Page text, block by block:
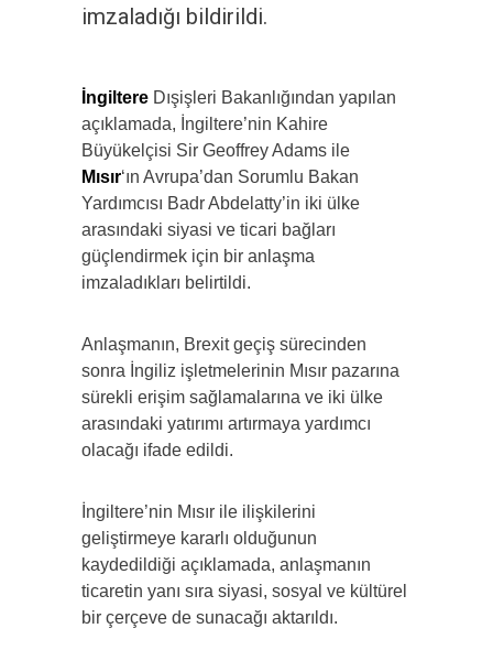
imzaladığı bildirildi.
İngiltere Dışişleri Bakanlığından yapılan
açıklamada, İngiltere’nin Kahire
Büyükelçisi Sir Geoffrey Adams ile
Mısır‘ın Avrupa’dan Sorumlu Bakan
Yardımcısı Badr Abdelatty’in iki ülke
arasındaki siyasi ve ticari bağları
güçlendirmek için bir anlaşma
imzaladıkları belirtildi.
Anlaşmanın, Brexit geçiş sürecinden
sonra İngiliz işletmelerinin Mısır pazarına
sürekli erişim sağlamalarına ve iki ülke
arasındaki yatırımı artırmaya yardımcı
olacağı ifade edildi.
İngiltere’nin Mısır ile ilişkilerini
geliştirmeye kararlı olduğunun
kaydedildiği açıklamada, anlaşmanın
ticaretin yanı sıra siyasi, sosyal ve kültürel
bir çerçeve de sunacağı aktarıldı.